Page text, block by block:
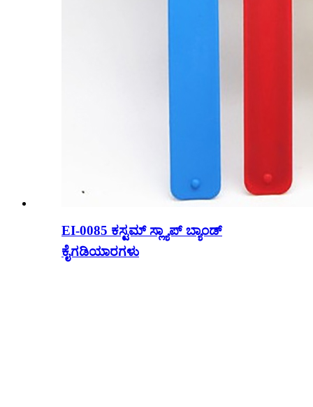
EI-0085 ಕಸ್ಟಮ್ ಸ್ಲ್ಯಾಪ್ ಬ್ಯಾಂಡ್
ಕೈಗಡಿಯಾರಗಳು